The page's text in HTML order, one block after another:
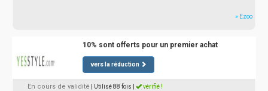
» Ezoo
10% sont offerts pour un premier achat
vers la réduction
En cours de validité | Utilisé 88 fois vérifié !